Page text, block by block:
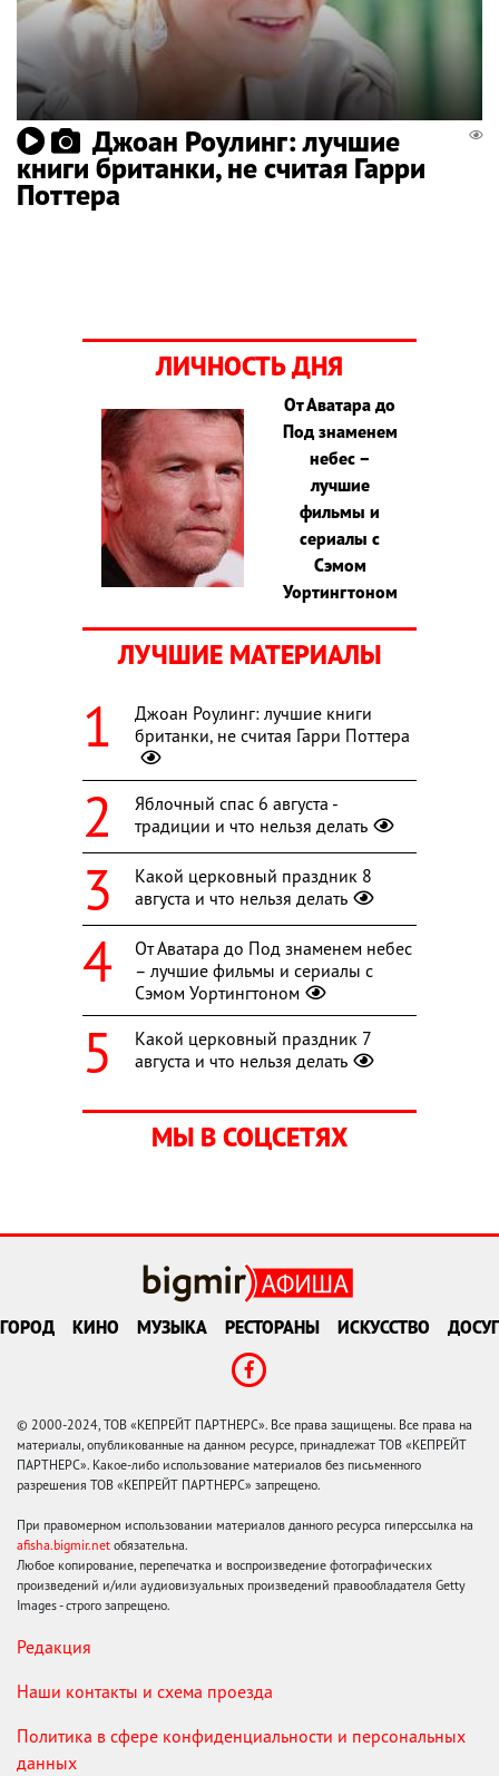
Джоан Роулинг: лучшие
книги британки, не считая Гарри
Поттера
ЛИЧНОСТЬ ДНЯ
От Аватара до
Под знаменем
небес –
лучшие
фильмы и
сериалы с
Сэмом
Уортингтоном
ЛУЧШИЕ МАТЕРИАЛЫ
Джоан Роулинг: лучшие книги
британки, не считая Гарри Поттера
Яблочный спас 6 августа -
традиции и что нельзя делать
Какой церковный праздник 8
августа и что нельзя делать
От Аватара до Под знаменем небес
– лучшие фильмы и сериалы с
Сэмом Уортингтоном
Какой церковный праздник 7
августа и что нельзя делать
МЫ В СОЦСЕТЯХ
ГОРОД КИНО МУЗЫКА РЕСТОРАНЫ ИСКУССТВО ДОСУГ
© 2000-2024, ТОВ «КЕПРЕЙТ ПАРТНЕРС». Все права защищены. Все права на
материалы, опубликованные на данном ресурсе, принадлежат ТОВ «КЕПРЕЙТ
ПАРТНЕРС». Какое-либо использование материалов без письменного
разрешения ТОВ «КЕПРЕЙТ ПАРТНЕРС» запрещено.
При правомерном использовании материалов данного ресурса гиперссылка на
afisha.bigmir.net обязательна.
Любое копирование, перепечатка и воспроизведение фотографических
произведений и/или аудиовизуальных произведений правообладателя Getty
Images - строго запрещено.
Редакция
Наши контакты и схема проезда
Политика в сфере конфиденциальности и персональных
данных